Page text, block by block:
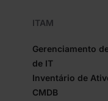
ITAM
Gerenciamento
de IT
Inventário de
CMDB